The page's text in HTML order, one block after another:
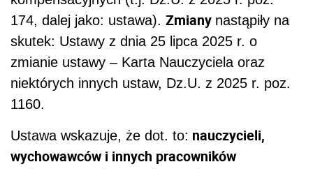
174, dalej jako: ustawa). Zmiany nastąpiły na
skutek: Ustawy z dnia 25 lipca 2025 r. o
zmianie ustawy – Karta Nauczyciela oraz
niektórych innych ustaw, Dz.U. z 2025 r. poz.
1160.
Ustawa wskazuje, że dot. to: nauczycieli,
wychowawców i innych pracowników